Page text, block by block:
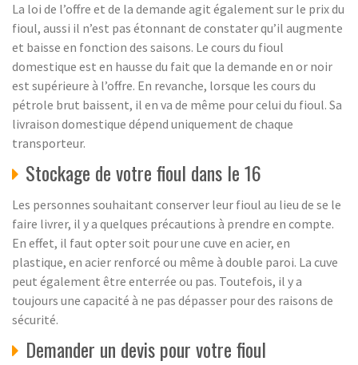
La loi de l’offre et de la demande agit également sur le prix du
fioul, aussi il n’est pas étonnant de constater qu’il augmente
et baisse en fonction des saisons. Le cours du fioul
domestique est en hausse du fait que la demande en or noir
est supérieure à l’offre. En revanche, lorsque les cours du
pétrole brut baissent, il en va de même pour celui du fioul. Sa
livraison domestique dépend uniquement de chaque
transporteur.
Stockage de votre fioul dans le 16
Les personnes souhaitant conserver leur fioul au lieu de se le
faire livrer, il y a quelques précautions à prendre en compte.
En effet, il faut opter soit pour une cuve en acier, en
plastique, en acier renforcé ou même à double paroi. La cuve
peut également être enterrée ou pas. Toutefois, il y a
toujours une capacité à ne pas dépasser pour des raisons de
sécurité.
Demander un devis pour votre fioul